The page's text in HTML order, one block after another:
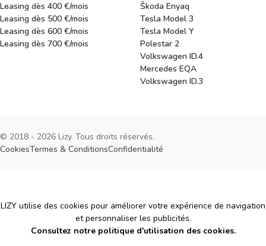
Leasing dès 400 €/mois
Leasing dès 500 €/mois
Leasing dès 600 €/mois
Leasing dès 700 €/mois
Škoda Enyaq
Tesla Model 3
Tesla Model Y
Polestar 2
Volkswagen ID.4
Mercedes EQA
Volkswagen ID.3
© 2018 - 2026 Lizy. Tous droits réservés.
CookiesTermes & ConditionsConfidentialité
Cookies
LIZY utilise des cookies pour améliorer votre expérience de navigation
et personnaliser les publicités.
Consultez notre politique d'utilisation des cookies.